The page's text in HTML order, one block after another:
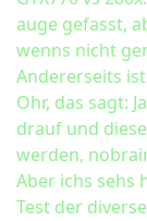
auge gefasst,
wenns nicht
Andererseits
Ohr, das sagt:
drauf und
werden,
Aber ichs sehs
Test der